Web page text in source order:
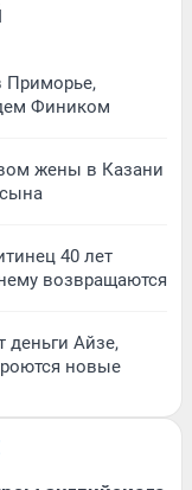
Фиником
жены в Казани
40 лет
возвращаются
деньги Айзе,
новые